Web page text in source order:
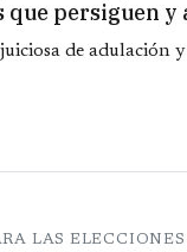
persiguen y
de adulación
LAS